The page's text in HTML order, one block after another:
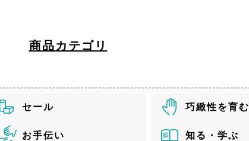
商品カテゴリ
セール 巧緻性を育む
お手伝い 知る・学ぶ